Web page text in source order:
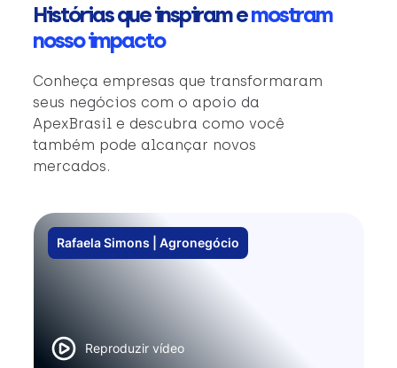
Histórias que inspiram emostram
nosso impacto
Conheça empresas que transformaram
seus negócios com o apoio da
ApexBrasil e descubra como você
também pode alcançar novos
mercados.
Rafaela Simons | Agronegócio
Reproduzir vídeo